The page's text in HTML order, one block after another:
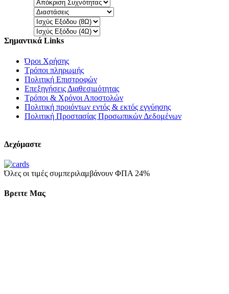
Σημαντικά Links
Όροι Χρήσης
Τρόποι πληρωμής
Πολιτική Επιστροφών
Επεξηγήσεις Διαθεσιμότητας
Τρόποι & Χρόνοι Αποστολών
Πολιτική προιόντων εντός & εκτός εγγύησης
Πολιτική Προστασίας Προσωπικών Δεδομένων
Δεχόμαστε
Όλες οι τιμές συμπεριλαμβάνουν ΦΠΑ 24%
Βρειτε Μας